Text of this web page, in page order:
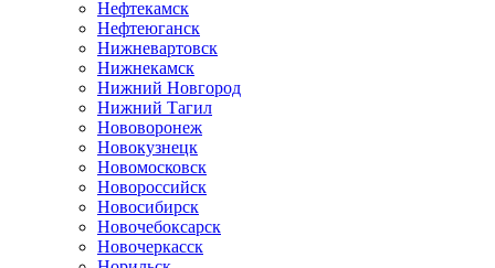
Нефтекамск
Нефтеюганск
Нижневартовск
Нижнекамск
Нижний Новгород
Нижний Тагил
Нововоронеж
Новокузнецк
Новомосковск
Новороссийск
Новосибирск
Новочебоксарск
Новочеркасск